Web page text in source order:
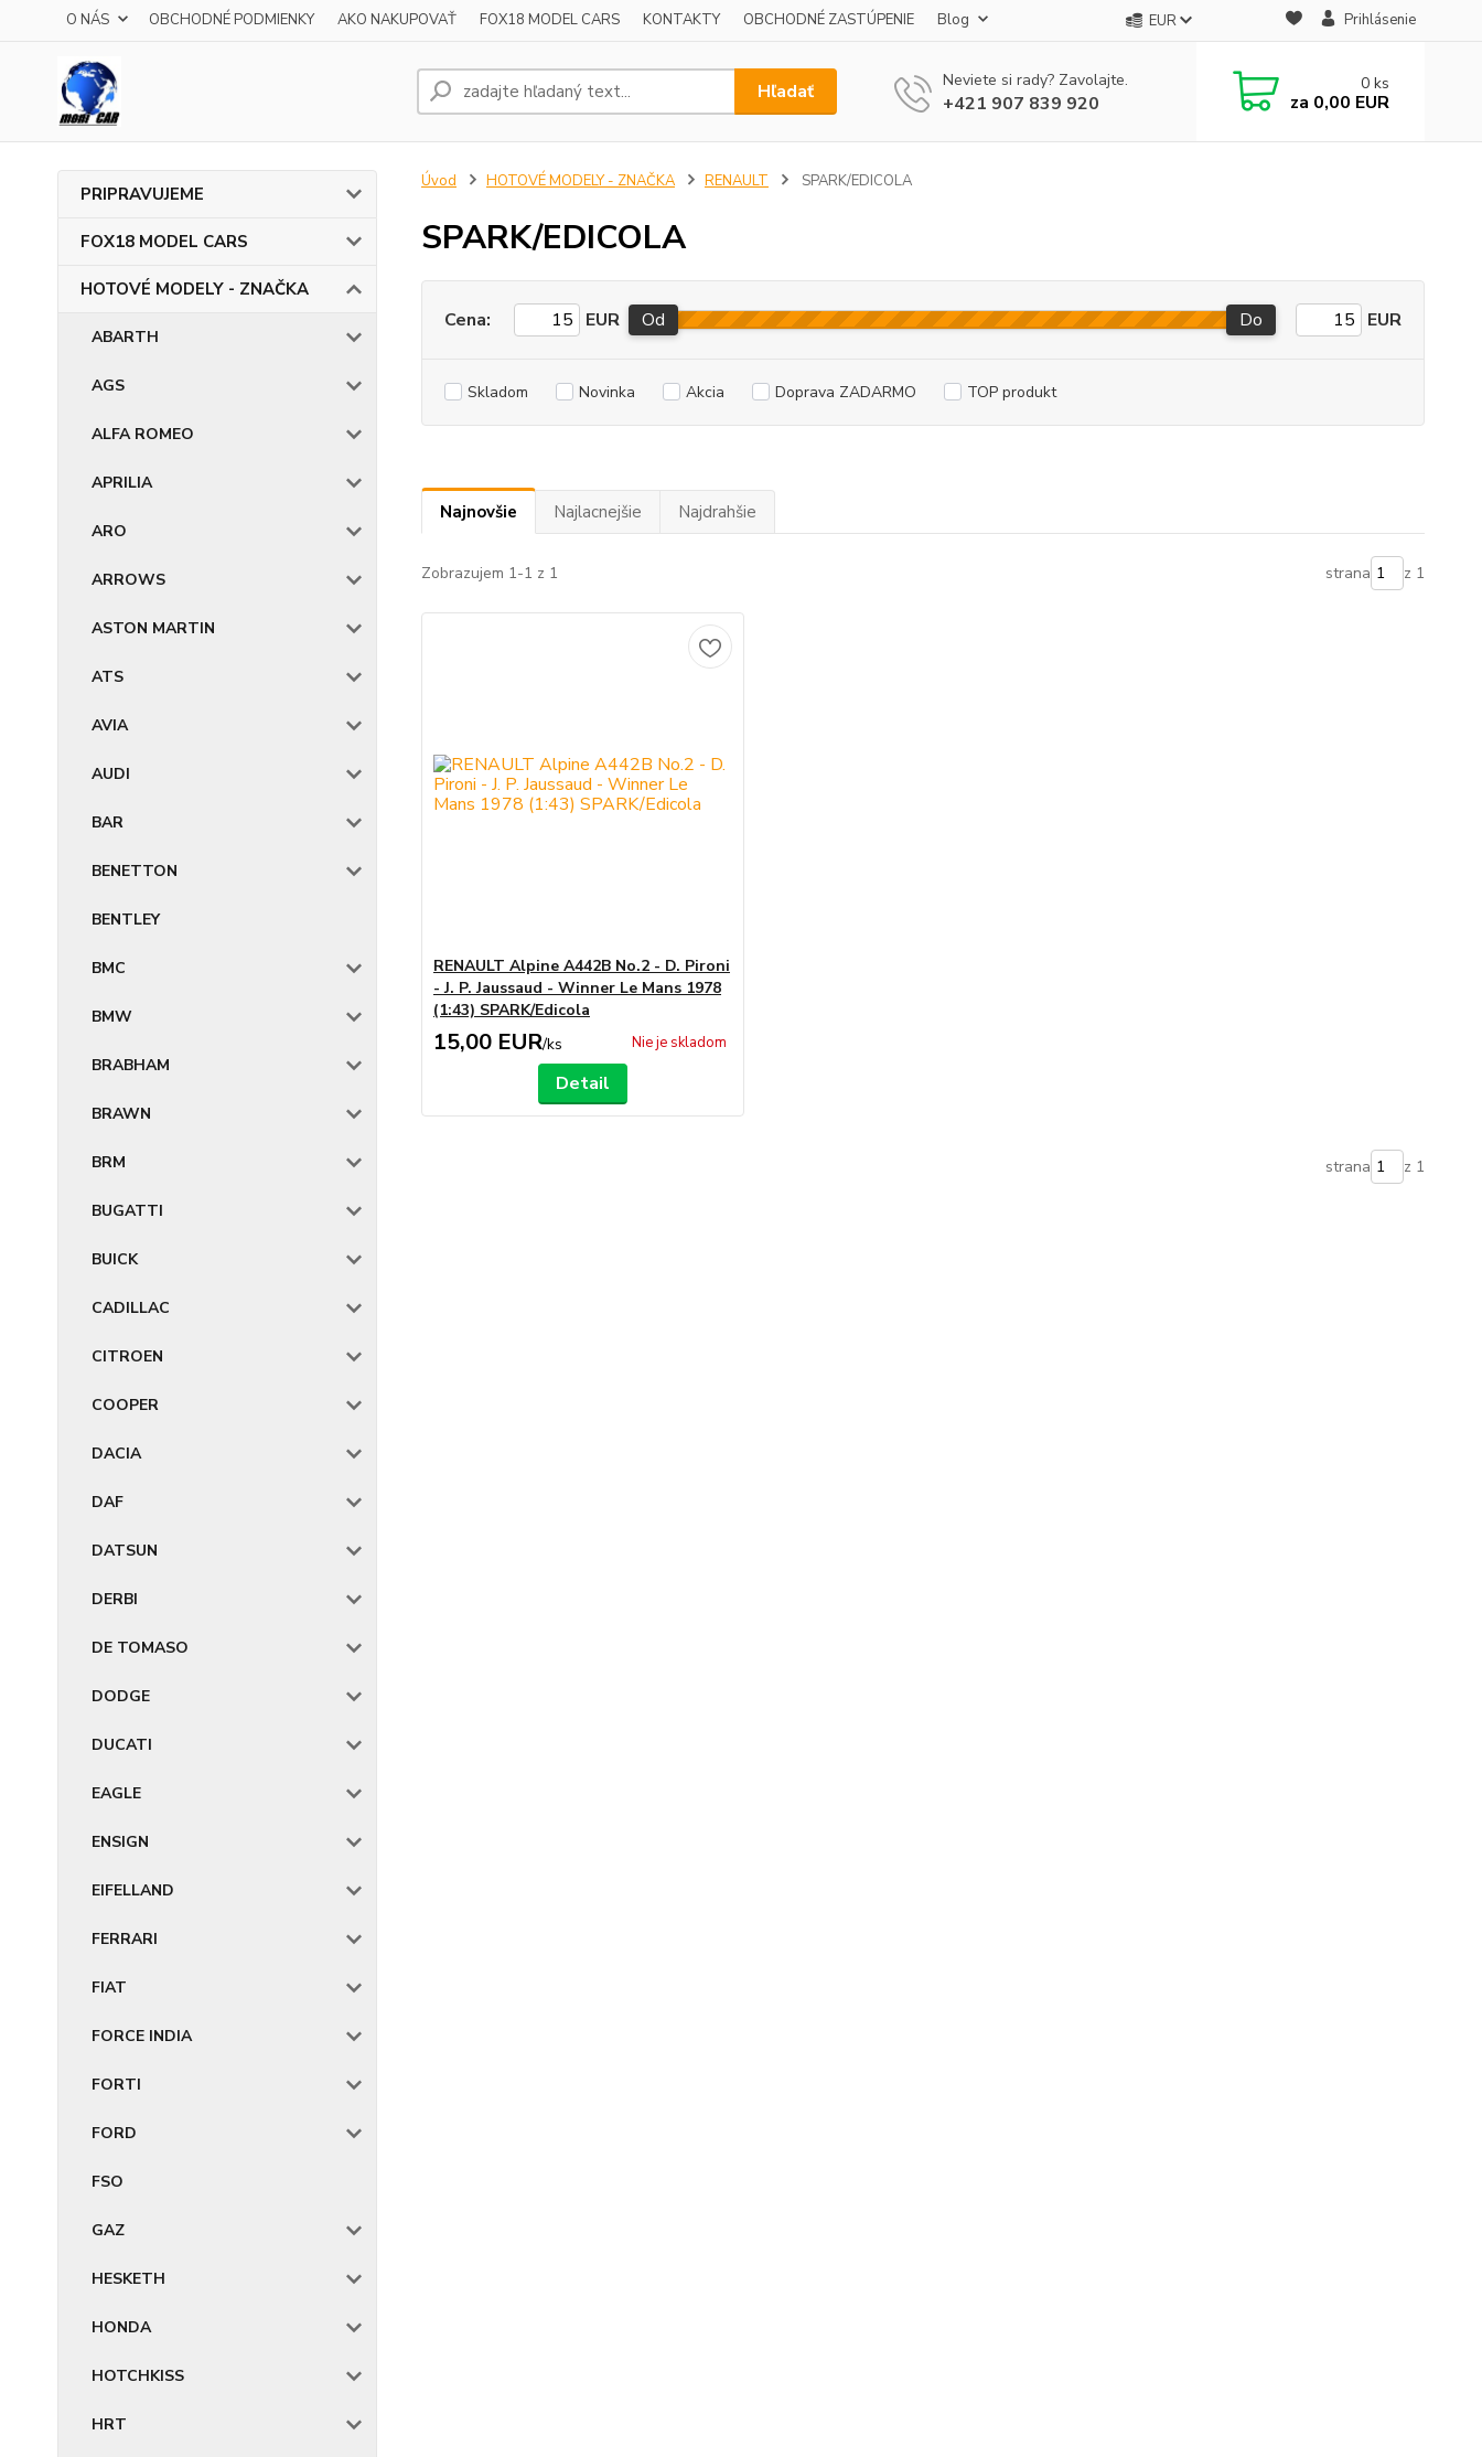
O NÁS OBCHODNÉ PODMIENKY AKO NAKUPOVAŤ FOX18 MODEL CARS KONTAKTY OBCHODNÉ ZASTÚPENIE Blog EUR Prihlásenie
Hľadať Neviete si rady? Zavolajte.
+421 907 839 920
0 ks
za 0,00 EUR
PRIPRAVUJEME
FOX18 MODEL CARS
HOTOVÉ MODELY - ZNAČKA
ABARTH
AGS
ALFA ROMEO
APRILIA
ARO
ARROWS
ASTON MARTIN
ATS
AVIA
AUDI
BAR
BENETTON
BENTLEY
BMC
BMW
BRABHAM
BRAWN
BRM
BUGATTI
BUICK
CADILLAC
CITROEN
COOPER
DACIA
DAF
DATSUN
DERBI
DE TOMASO
DODGE
DUCATI
EAGLE
ENSIGN
EIFELLAND
FERRARI
FIAT
FORCE INDIA
FORTI
FORD
FSO
GAZ
HESKETH
HONDA
HOTCHKISS
HRT
Úvod HOTOVÉ MODELY - ZNAČKA RENAULT SPARK/EDICOLA
SPARK/EDICOLA
Cena: EUR Od Do EUR
Skladom Novinka Akcia Doprava ZADARMO TOP produkt
Najnovšie Najlacnejšie Najdrahšie
Zobrazujem 1-1 z 1 strana z 1
RENAULT Alpine A442B No.2 - D. Pironi
- J. P. Jaussaud - Winner Le Mans 1978
(1:43) SPARK/Edicola
15,00 EUR/ks Nie je skladom
Detail
strana z 1